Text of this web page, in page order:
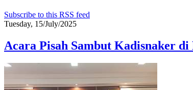
Subscribe to this RSS feed
Tuesday, 15/July/2025
Acara Pisah Sambut Kadisnaker